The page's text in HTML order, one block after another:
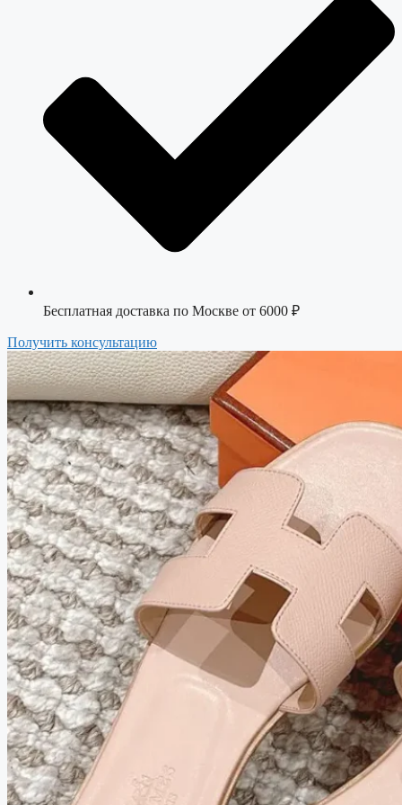
Бесплатная доставка по Москве от 6000 ₽
Получить консультацию